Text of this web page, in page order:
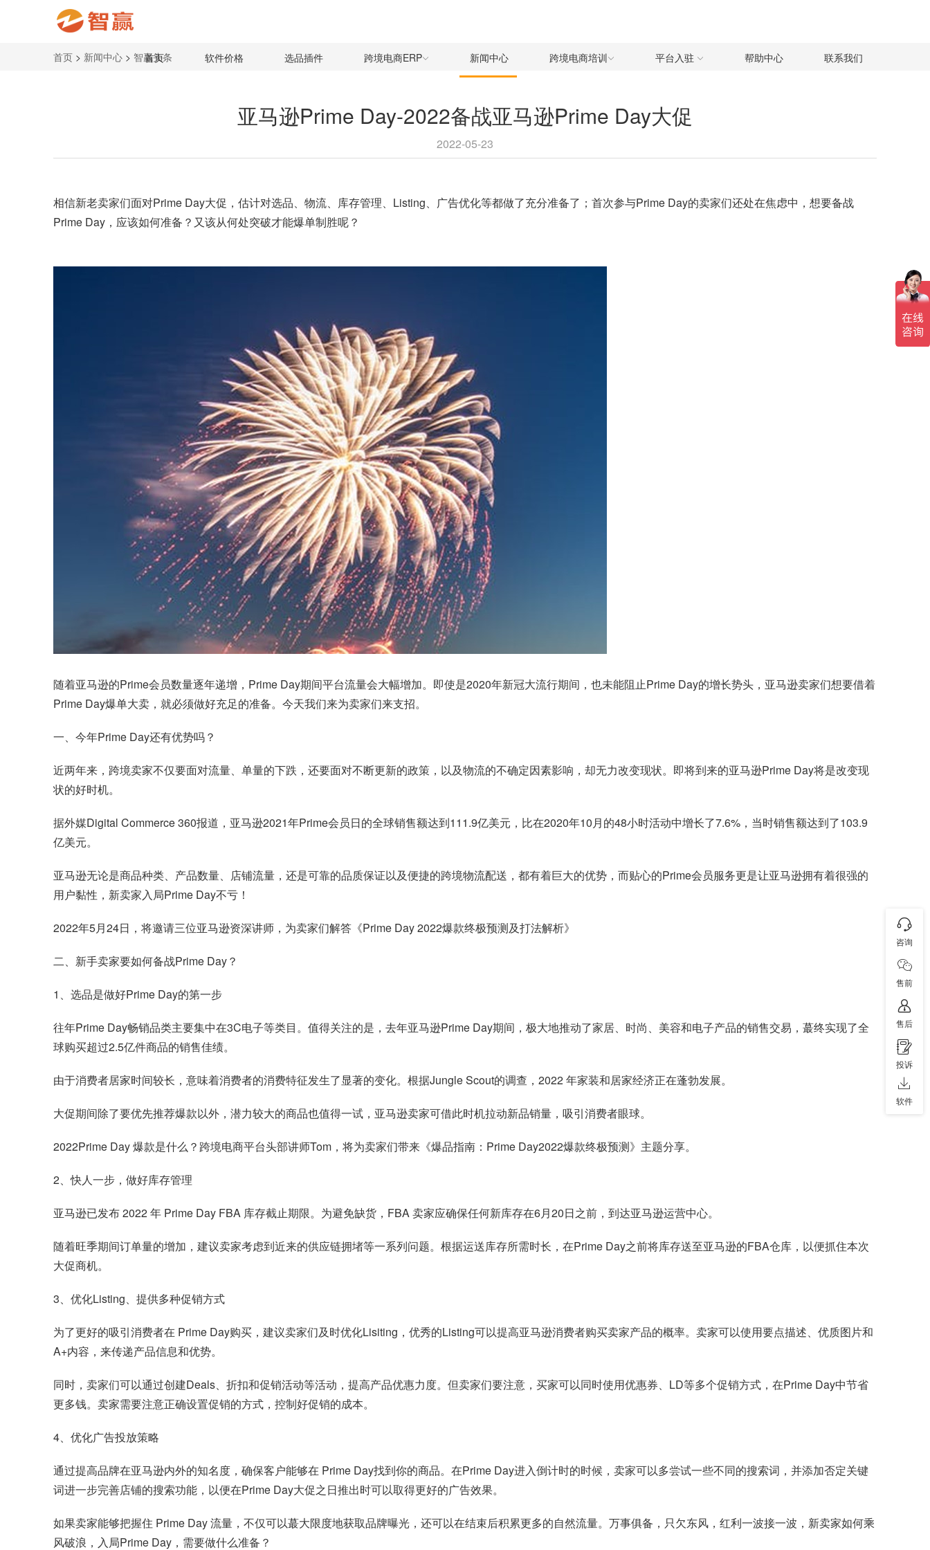
首页 软件价格 选品插件 跨境电商ERP 新闻中心 跨境电商培训 平台入驻 帮助中心 联系我们
首页 > 新闻中心 > 智赢头条
亚马逊Prime Day-2022备战亚马逊Prime Day大促
2022-05-23
相信新老卖家们面对Prime Day大促，估计对选品、物流、库存管理、Listing、广告优化等都做了充分准备了；首次参与Prime Day的卖家们还处在焦虑中，想要备战
Prime Day，应该如何准备？又该从何处突破才能爆单制胜呢？
随着亚马逊的Prime会员数量逐年递增，Prime Day期间平台流量会大幅增加。即使是2020年新冠大流行期间，也未能阻止Prime Day的增长势头，亚马逊卖家们想要借着
Prime Day爆单大卖，就必须做好充足的准备。今天我们来为卖家们来支招。
一、今年Prime Day还有优势吗？
近两年来，跨境卖家不仅要面对流量、单量的下跌，还要面对不断更新的政策，以及物流的不确定因素影响，却无力改变现状。即将到来的亚马逊Prime Day将是改变现
状的好时机。
据外媒Digital Commerce 360报道，亚马逊2021年Prime会员日的全球销售额达到111.9亿美元，比在2020年10月的48小时活动中增长了7.6%，当时销售额达到了103.9
亿美元。
亚马逊无论是商品种类、产品数量、店铺流量，还是可靠的品质保证以及便捷的跨境物流配送，都有着巨大的优势，而贴心的Prime会员服务更是让亚马逊拥有着很强的
用户黏性，新卖家入局Prime Day不亏！
2022年5月24日，将邀请三位亚马逊资深讲师，为卖家们解答《Prime Day 2022爆款终极预测及打法解析》
二、新手卖家要如何备战Prime Day？
1、选品是做好Prime Day的第一步
往年Prime Day畅销品类主要集中在3C电子等类目。值得关注的是，去年亚马逊Prime Day期间，极大地推动了家居、时尚、美容和电子产品的销售交易，蕞终实现了全
球购买超过2.5亿件商品的销售佳绩。
由于消费者居家时间较长，意味着消费者的消费特征发生了显著的变化。根据Jungle Scout的调查，2022 年家装和居家经济正在蓬勃发展。
大促期间除了要优先推荐爆款以外，潜力较大的商品也值得一试，亚马逊卖家可借此时机拉动新品销量，吸引消费者眼球。
2022Prime Day 爆款是什么？跨境电商平台头部讲师Tom，将为卖家们带来《爆品指南：Prime Day2022爆款终极预测》主题分享。
2、快人一步，做好库存管理
亚马逊已发布 2022 年 Prime Day FBA 库存截止期限。为避免缺货，FBA 卖家应确保任何新库存在6月20日之前，到达亚马逊运营中心。
随着旺季期间订单量的增加，建议卖家考虑到近来的供应链拥堵等一系列问题。根据运送库存所需时长，在Prime Day之前将库存送至亚马逊的FBA仓库，以便抓住本次
大促商机。
3、优化Listing、提供多种促销方式
为了更好的吸引消费者在 Prime Day购买，建议卖家们及时优化Lisiting，优秀的Listing可以提高亚马逊消费者购买卖家产品的概率。卖家可以使用要点描述、优质图片和
A+内容，来传递产品信息和优势。
同时，卖家们可以通过创建Deals、折扣和促销活动等活动，提高产品优惠力度。但卖家们要注意，买家可以同时使用优惠券、LD等多个促销方式，在Prime Day中节省
更多钱。卖家需要注意正确设置促销的方式，控制好促销的成本。
4、优化广告投放策略
通过提高品牌在亚马逊内外的知名度，确保客户能够在 Prime Day找到你的商品。在Prime Day进入倒计时的时候，卖家可以多尝试一些不同的搜索词，并添加否定关键
词进一步完善店铺的搜索功能，以便在Prime Day大促之日推出时可以取得更好的广告效果。
如果卖家能够把握住 Prime Day 流量，不仅可以蕞大限度地获取品牌曝光，还可以在结束后积累更多的自然流量。万事俱备，只欠东风，红利一波接一波，新卖家如何乘
风破浪，入局Prime Day，需要做什么准备？
咨询
售前
售后
投诉
软件